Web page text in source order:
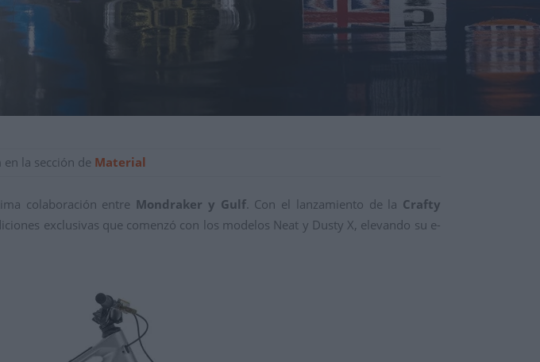
en la sección de Material
colaboración entre Mondraker y Gulf. Con el lanzamiento de la Crafty
exclusivas que comenzó con los modelos Neat y Dusty X, elevando su e-